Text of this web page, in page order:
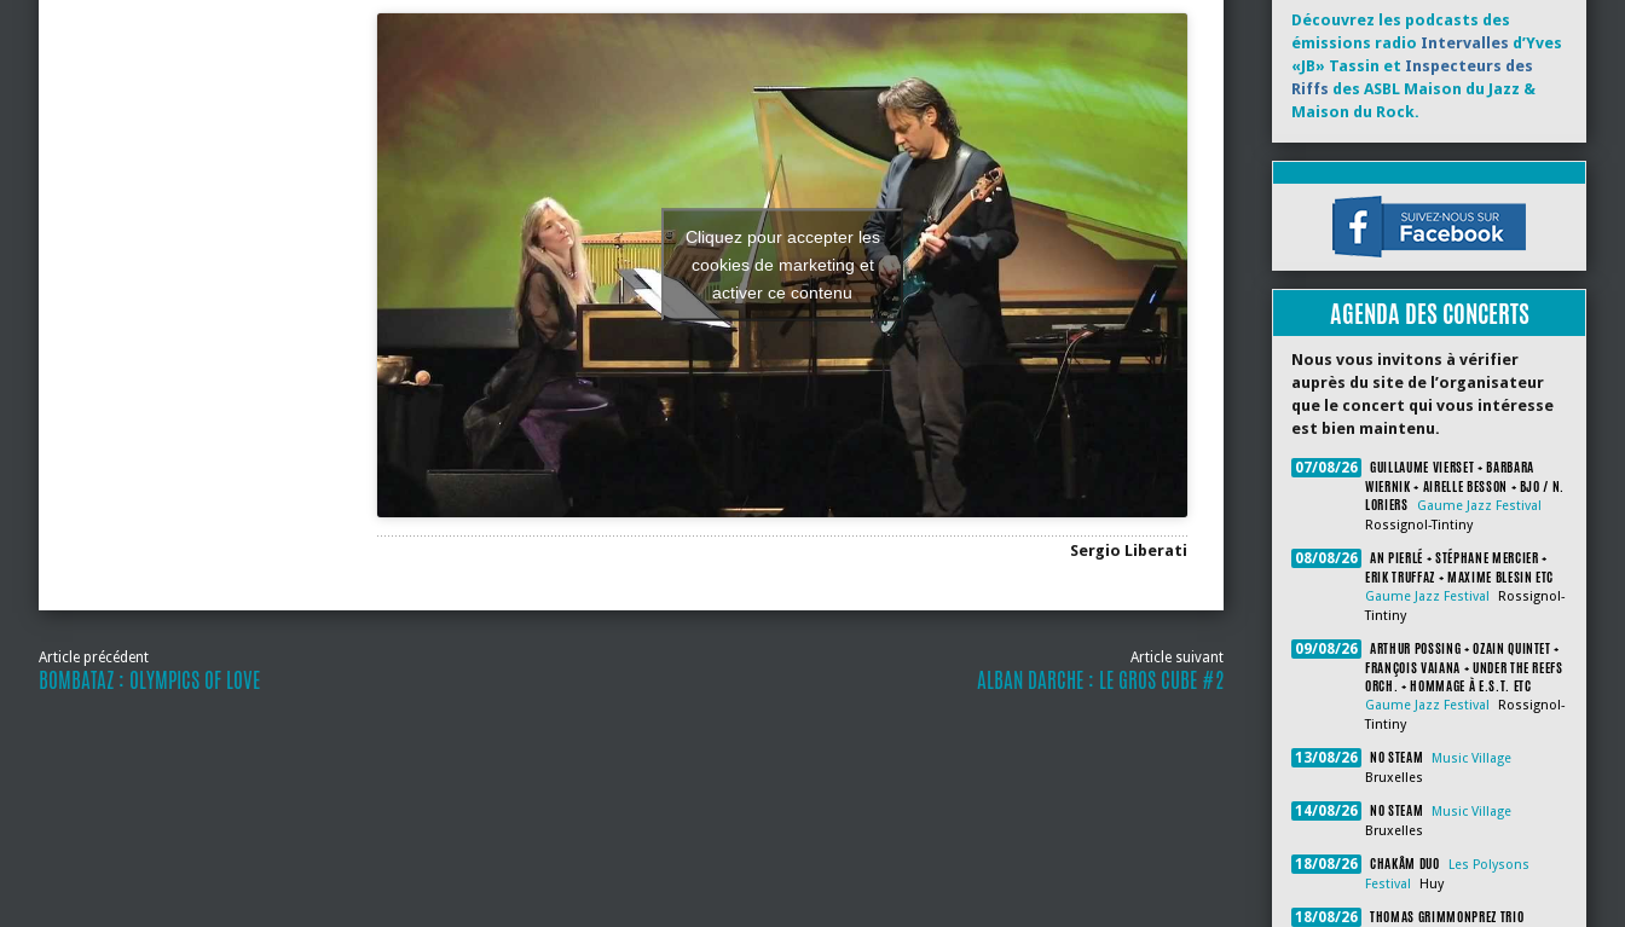
Cliquez pour accepter les
cookies de marketing et
activer ce contenu
Sergio Liberati
Article précédent
BOMBATAZ : OLYMPICS OF LOVE
Article suivant
ALBAN DARCHE : LE GROS CUBE #2
Découvrez les podcasts des
émissions radio Intervalles d’Yves
«JB» Tassin et Inspecteurs des
Riffs des ASBL Maison du Jazz &
Maison du Rock.
AGENDA DES CONCERTS
Nous vous invitons à vérifier
auprès du site de l’organisateur
que le concert qui vous intéresse
est bien maintenu.
07/08/26
GUILLAUME VIERSET + BARBARA
WIERNIK + AIRELLE BESSON + BJO / N.
LORIERS
Gaume Jazz Festival
Rossignol-Tintiny
08/08/26
AN PIERLÉ + STÉPHANE MERCIER +
ERIK TRUFFAZ + MAXIME BLESIN ETC
Gaume Jazz Festival
Rossignol-
Tintiny
09/08/26
ARTHUR POSSING + OZAIN QUINTET +
FRANÇOIS VAIANA + UNDER THE REEFS
ORCH. + HOMMAGE À E.S.T. ETC
Gaume Jazz Festival
Rossignol-
Tintiny
13/08/26 NO STEAM
Music Village
Bruxelles
14/08/26 NO STEAM
Music Village
Bruxelles
18/08/26 CHAKÂM DUO
Les Polysons
Festival
Huy
18/08/26 THOMAS GRIMMONPREZ TRIO